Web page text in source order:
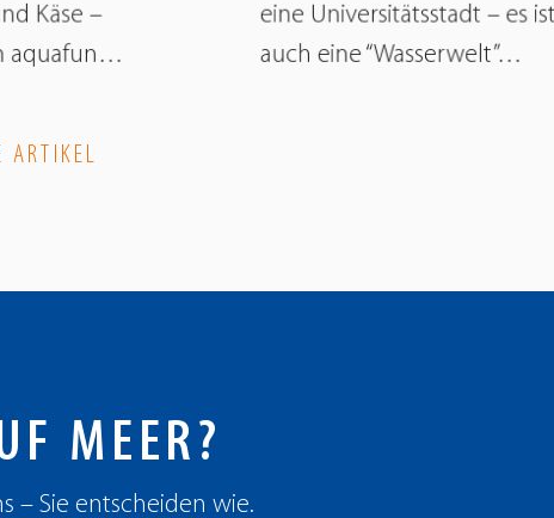
Käse –
aquafun…
eine Universitätsstadt – es ist
auch eine “Wasserwelt”…
ARTIKEL
MEER?
– Sie entscheiden wie.